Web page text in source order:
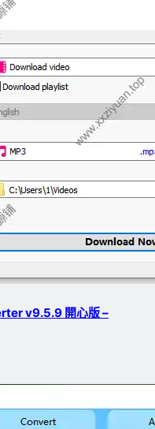
v9.5.9 開心版 –